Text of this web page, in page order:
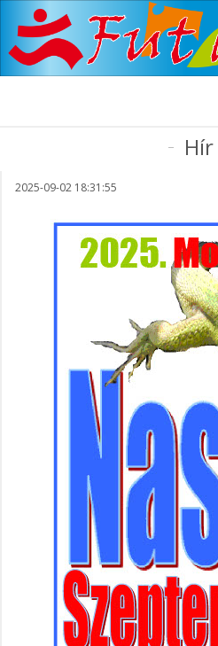
Hír
2025-09-02 18:31:55